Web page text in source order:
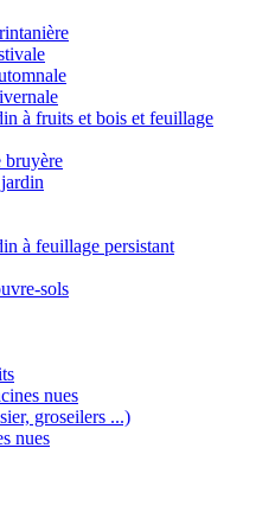
à fruits et bois et feuillage
bruyère
à feuillage persistant
sols
nues
groseilers ...)
nues